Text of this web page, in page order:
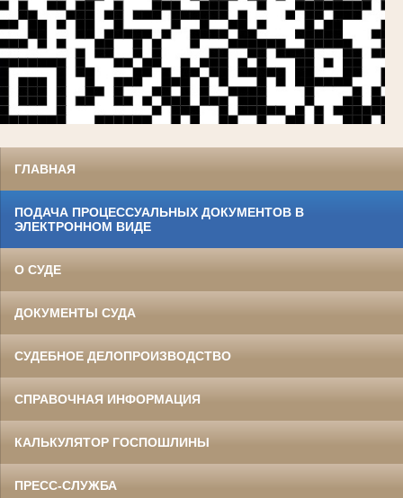
ГЛАВНАЯ
ПОДАЧА ПРОЦЕССУАЛЬНЫХ ДОКУМЕНТОВ В
ЭЛЕКТРОННОМ ВИДЕ
О СУДЕ
ДОКУМЕНТЫ СУДА
СУДЕБНОЕ ДЕЛОПРОИЗВОДСТВО
СПРАВОЧНАЯ ИНФОРМАЦИЯ
КАЛЬКУЛЯТОР ГОСПОШЛИНЫ
ПРЕСС-СЛУЖБА